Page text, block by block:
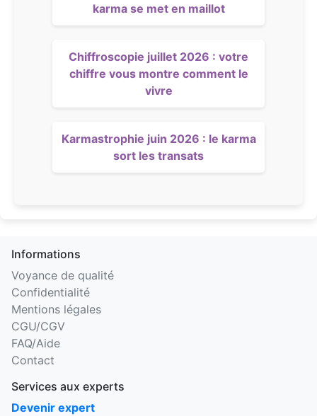
karma se met en maillot
Chiffroscopie juillet 2026 : votre
chiffre vous montre comment le
vivre
Karmastrophie juin 2026 : le karma
sort les transats
Informations
Voyance de qualité
Confidentialité
Mentions légales
CGU/CGV
FAQ/Aide
Contact
Services aux experts
Devenir expert